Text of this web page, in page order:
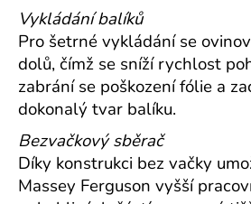
Vykládání balíků
Pro šetrné vykládání se
dolů, čímž se sníží rychlost
zabrání se poškození fólie a
dokonalý tvar balíku.
Bezvačkový sběrač
Díky konstrukci bez vačky
Massey Ferguson vyšší